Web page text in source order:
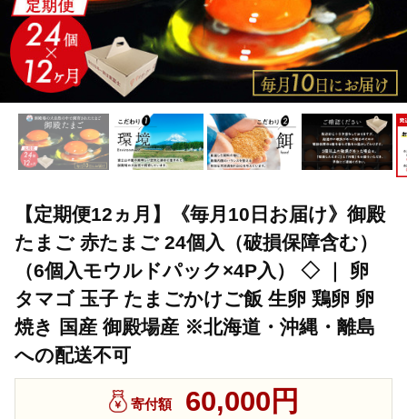
【定期便12ヵ月】《毎月10日お届け》御殿
たまご 赤たまご 24個入（破損保障含む）
（6個入モウルドパック×4P入） ◇ ｜ 卵
タマゴ 玉子 たまごかけご飯 生卵 鶏卵 卵
焼き 国産 御殿場産 ※北海道・沖縄・離島
への配送不可
寄付額 60,000円